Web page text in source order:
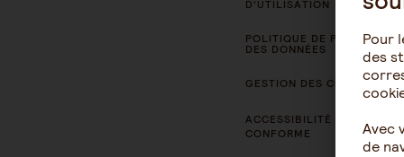
D’UTILISATION
POLITIQUE DE PROTECTION
DES DONNÉES
GESTION DES COOKIES
ACCESSIBILITÉ : NON
CONFORME
Pour
des
Avec
de